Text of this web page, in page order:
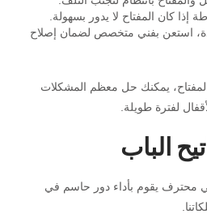
إذا كان المفتاح لا يدور بسهولة.
استعن بفني متخصص لضمان إصلاح
المفتاح، يمكنك حل معظم المشكلات
لفترة طويلة.
الباب
محترف يقوم بأداء دور حاسم في